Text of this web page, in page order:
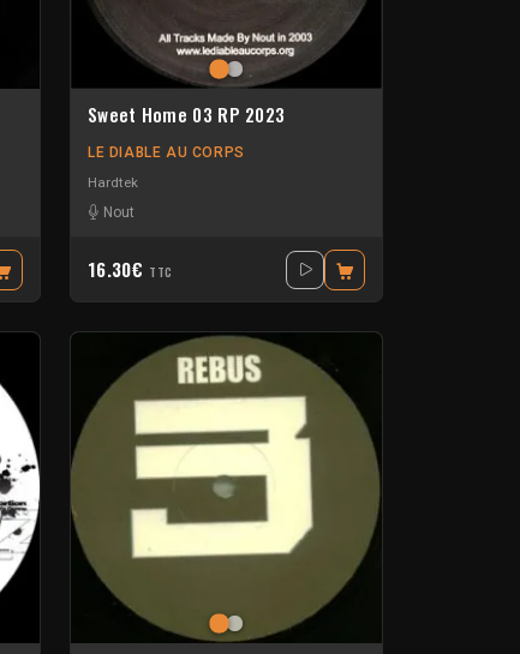
Sweet Home 03 RP 2023
LE DIABLE AU CORPS
Hardtek
Nout
16.30€ TTC